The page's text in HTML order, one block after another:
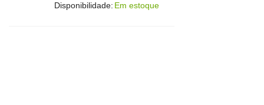
Disponibilidade: Em estoque